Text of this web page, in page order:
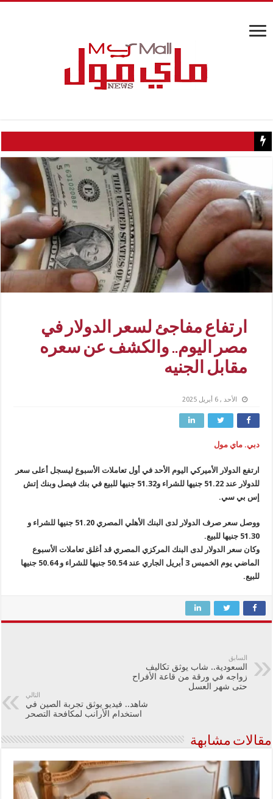
كيف تسبب سائح كويتي في إغلاق منزل عبدالحليم حافظ ومنع
ارتفاع مفاجئ لسعر الدولار في
مصر اليوم.. والكشف عن سعره
مقابل الجنيه
الأحد , 6 أبريل 2025
دبي. ماي مول
ارتفع الدولار الأميركي اليوم الأحد في أول تعاملات الأسبوع ليسجل أعلى سعر
للدولار عند 51.22 جنيها للشراء و51.32 جنيها للبيع في بنك فيصل وبنك إتش
إس بي سي.
ووصل سعر صرف الدولار لدى البنك الأهلي المصري 51.20 جنيها للشراء و
51.30 جنيها للبيع.
وكان سعر الدولار لدى البنك المركزي المصري قد أغلق تعاملات الأسبوع
الماضي يوم الخميس 3 أبريل الجاري عند 50.54 جنيها للشراء و 50.64 جنيها
للبيع.
السابق
السعودية.. شاب يوثق تكاليف
زواجه في ورقة من قاعة الأفراح
حتى شهر العسل
التالي
شاهد.. فيديو يوثق تجربة الصين في
استخدام الأرانب لمكافحة التصحر
مقالات مشابهة